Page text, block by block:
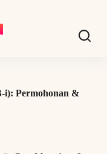
i): Permohonan &